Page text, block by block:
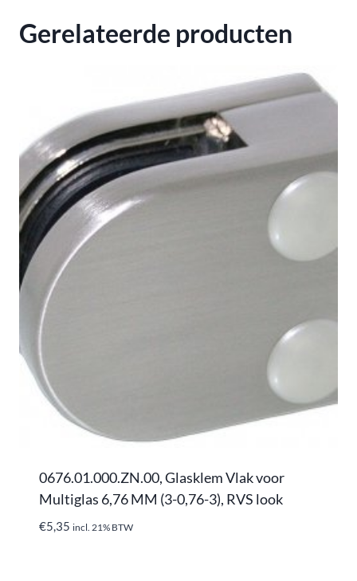
satin
Gerelateerde producten
0676.01.000.ZN.00, Glasklem Vlak voor
Multiglas 6,76 MM (3-0,76-3), RVS look
€5,35 incl. 21% BTW